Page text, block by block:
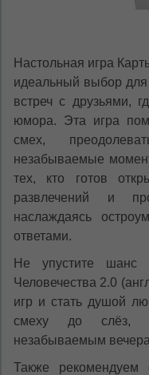
Настольная игра
идеальный выбор
встреч с друзьями,
юмора. Эта игра
смех,
незабываемые
тех, кто готов
развлечений и
наслаждаясь
ответами.
Не упустите шанс
Человечества 2.0
игр и стать душой
смеху до слёз,
незабываемым
Также рекомендуем